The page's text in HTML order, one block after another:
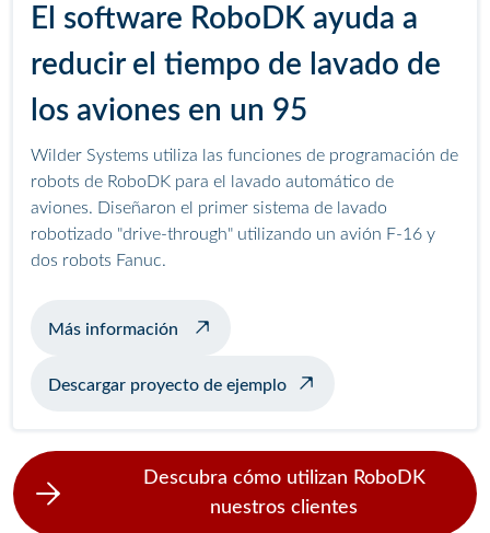
El software RoboDK ayuda a
reducir el tiempo de lavado de
los aviones en un 95
Wilder Systems utiliza las funciones de programación de
robots de RoboDK para el lavado automático de
aviones. Diseñaron el primer sistema de lavado
robotizado "drive-through" utilizando un avión F-16 y
dos robots Fanuc.
Más información sobre el lavado automático de aviones
Descargar proyecto de ejemplo
Descubra cómo utilizan RoboDK
nuestros clientes